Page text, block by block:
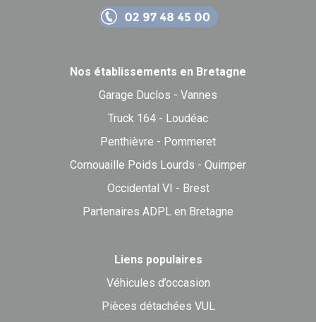
Nos établissements en Bretagne
Garage Duclos - Vannes
Truck 164 - Loudéac
Penthièvre - Pommeret
Cornouaille Poids Lourds - Quimper
Occidental VI - Brest
Partenaires ADPL en Bretagne
Liens populaires
Véhicules d’occasion
Pièces détachées VUL